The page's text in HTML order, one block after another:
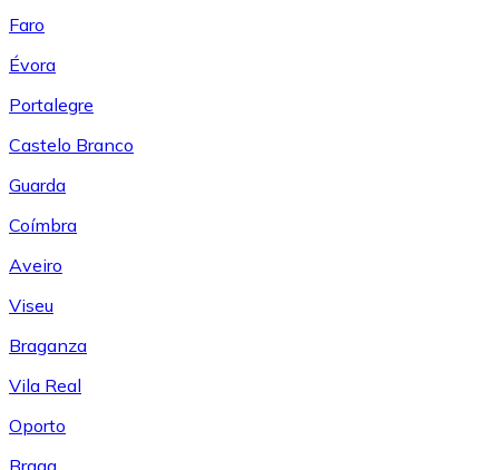
Faro
Évora
Portalegre
Castelo Branco
Guarda
Coímbra
Aveiro
Viseu
Braganza
Vila Real
Oporto
Braga